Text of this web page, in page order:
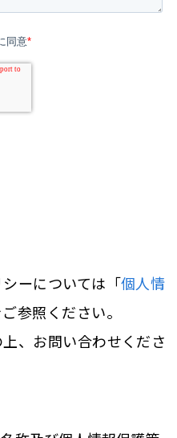
ーについては「個人情
ご参照ください。
、お問い合わせくださ